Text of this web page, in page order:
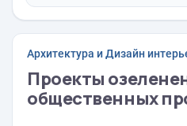
Архитектура и Дизайн
Проекты
общественных